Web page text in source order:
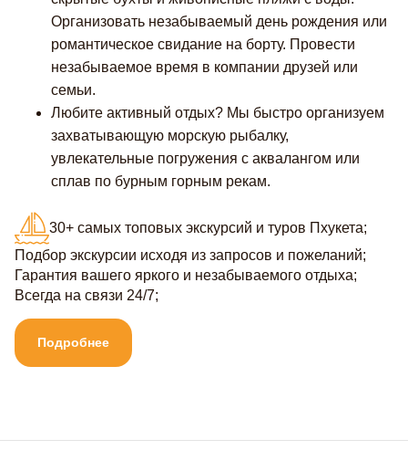
Организовать незабываемый день рождения или
романтическое свидание на борту. Провести
незабываемое время в компании друзей или
семьи.
Любите активный отдых? Мы быстро организуем
захватывающую морскую рыбалку,
увлекательные погружения с аквалангом или
сплав по бурным горным рекам.
30+ самых топовых экскурсий и туров Пхукета;
Подбор экскурсии исходя из запросов и пожеланий;
Гарантия вашего яркого и незабываемого отдыха;
Всегда на связи 24/7;
Подробнее